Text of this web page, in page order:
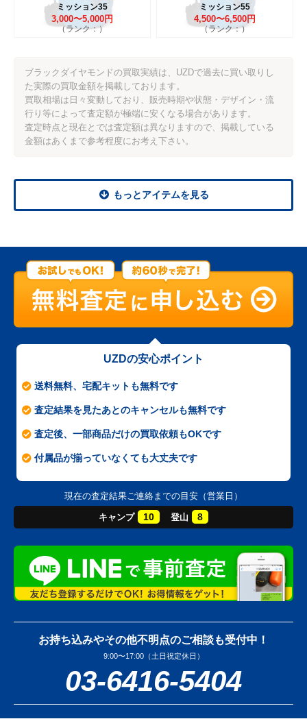
ミッション35
3,000〜5,000円
（ランク：）
ミッション55
4,500〜6,500円
（ランク：）
ブラックダイヤモンドの買取実績は、UZDで過去に買い取りし
た実際の買取金額を掲載しております。
買取相場は日々変動しており、販売時期や状態・デザイン・流
行り等によって査定額が極端に安くなる場合があります。
査定時点と現在とでは査定額は異なりますので、掲載している
金額はあくまで参考程度にお考え下さい。
もっとアイテムを見る
UZDの安心ポイント
送料無料、宅配キットも無料です
査定結果を見たあとのキャンセルも無料です
査定後、一部商品だけの買取依頼もOKです
付属品が揃っていなくても大丈夫です
現在の査定結果ご連絡までの目安（営業日）
キャンプ 10 登山 8
お持ち込みやその他不明点のご相談も受付中！
9:00〜17:00（土日祝定休日）
03-6416-5404